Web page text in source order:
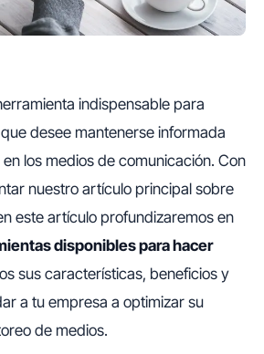
indispensable para
desee mantenerse informada
los medios de comunicación. Con
nuestro artículo principal sobre
este artículo profundizaremos en
disponibles para hacer
sus características, beneficios y
a tu empresa a optimizar su
de medios.